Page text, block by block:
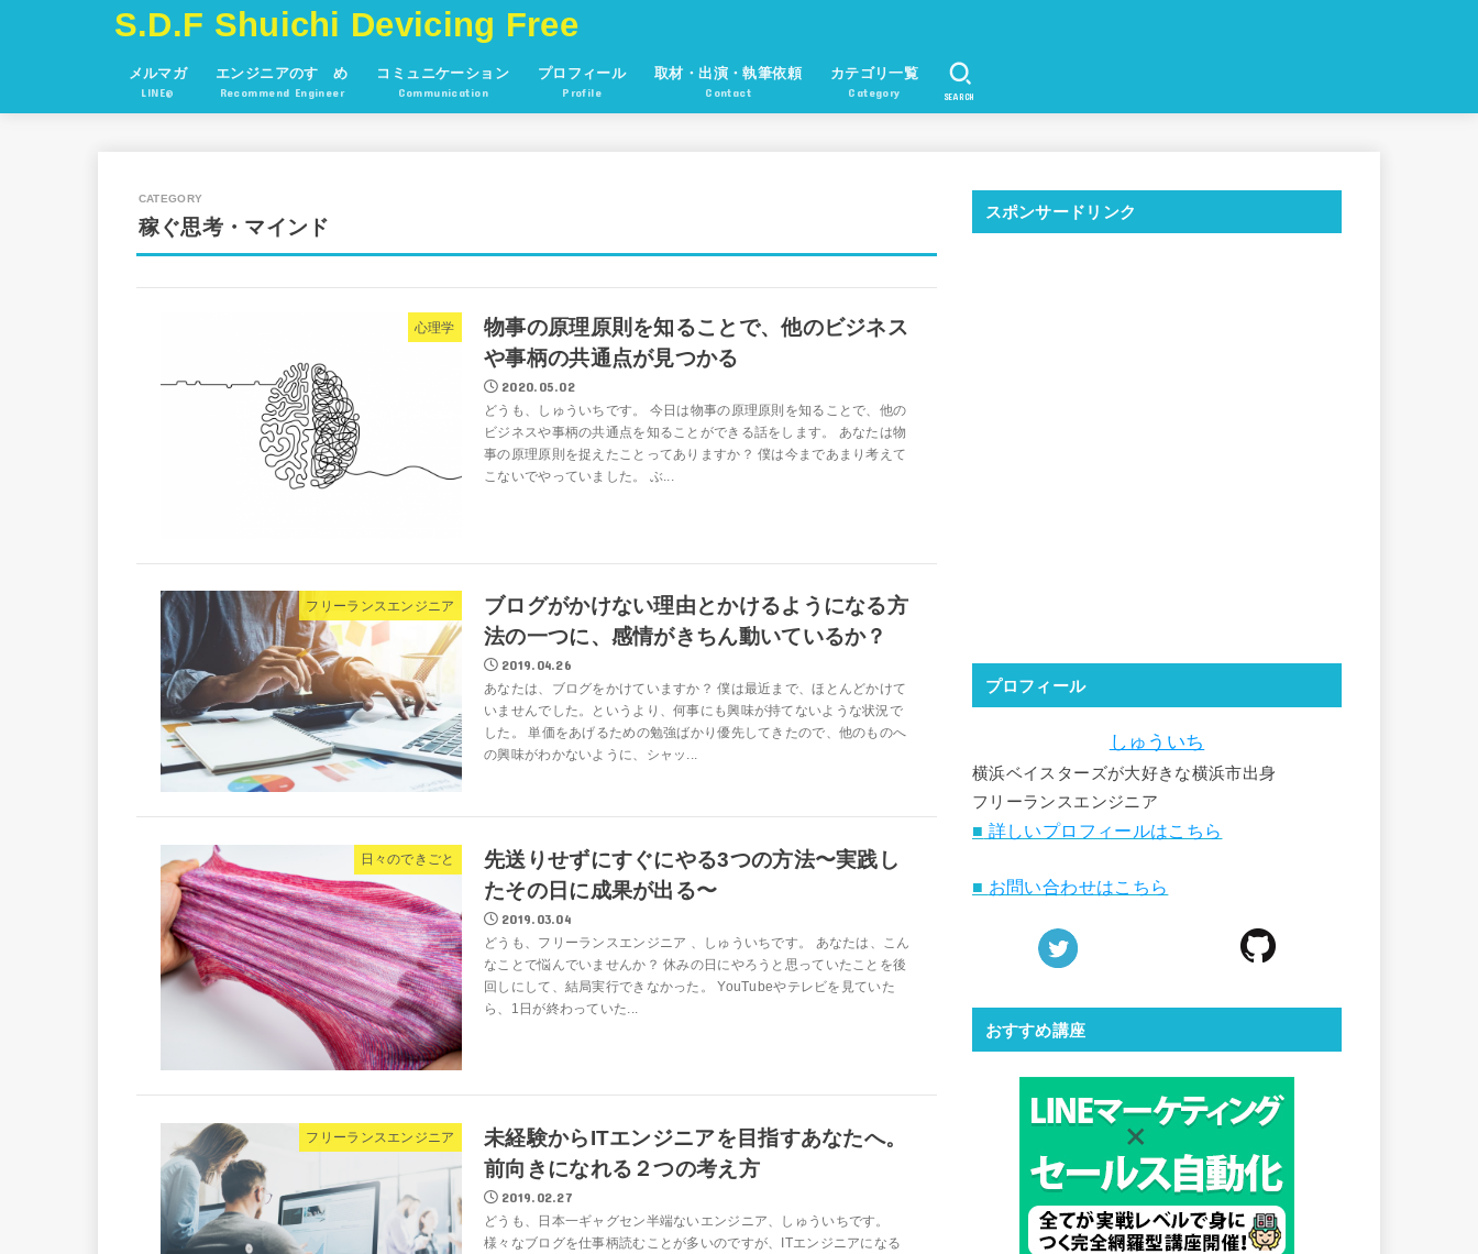
S.D.F Shuichi Devicing Free
メルマガ
LINE@
エンジニアのすゝめ
Recommend Engineer
コミュニケーション
Communication
プロフィール
Profile
取材・出演・執筆依頼
Contact
カテゴリ一覧
Category SEARCH
稼ぐ思考・マインド
心理学
物事の原理原則を知ることで、他のビジネス
や事柄の共通点が見つかる
2020.05.02
どうも、しゅういちです。 今日は物事の原理原則を知ることで、他の
ビジネスや事柄の共通点を知ることができる話をします。 あなたは物
事の原理原則を捉えたことってありますか？ 僕は今まであまり考えて
こないでやっていました。 ぶ...
フリーランスエンジニア
ブログがかけない理由とかけるようになる方
法の一つに、感情がきちん動いているか？
2019.04.26
あなたは、ブログをかけていますか？ 僕は最近まで、ほとんどかけて
いませんでした。というより、何事にも興味が持てないような状況で
した。 単価をあげるための勉強ばかり優先してきたので、他のものへ
の興味がわかないように、シャッ...
日々のできごと
先送りせずにすぐにやる3つの方法〜実践し
たその日に成果が出る〜
2019.03.04
どうも、フリーランスエンジニア 、しゅういちです。 あなたは、こん
なことで悩んでいませんか？ 休みの日にやろうと思っていたことを後
回しにして、結局実行できなかった。 YouTubeやテレビを見ていた
ら、1日が終わっていた...
フリーランスエンジニア
未経験からITエンジニアを目指すあなたへ。
前向きになれる２つの考え方
2019.02.27
どうも、日本一ギャグセン半端ないエンジニア、しゅういちです。
様々なブログを仕事柄読むことが多いのですが、ITエンジニアになる
スポンサードリンク
プロフィール
しゅういち
横浜ベイスターズが大好きな横浜市出身
フリーランスエンジニア
■ 詳しいプロフィールはこちら
■ お問い合わせはこちら
おすすめ講座